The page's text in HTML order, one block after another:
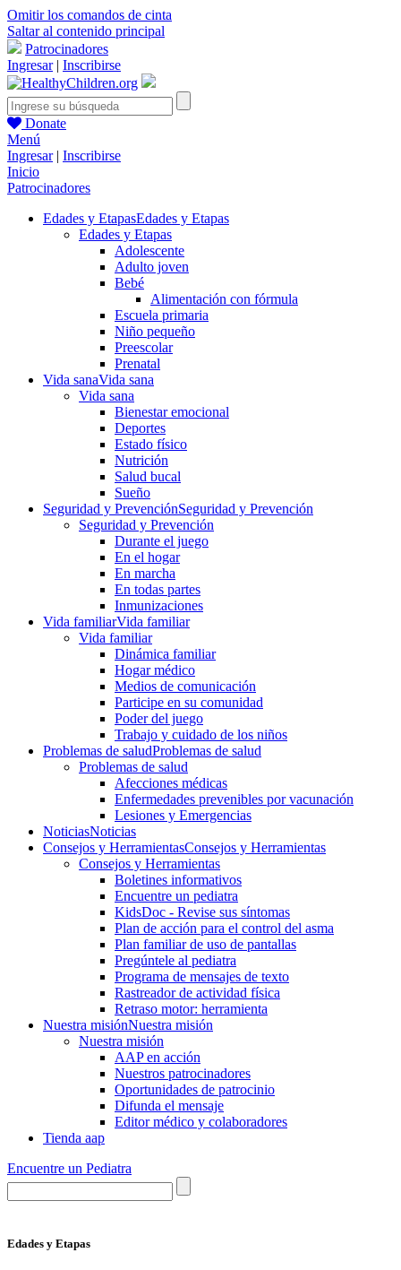
Omitir los comandos de cinta
Saltar al contenido principal
Patrocinadores
Ingresar| Inscribirse
Donate
Menú
Ingresar| Inscribirse
Inicio
Patrocinadores
Edades y EtapasEdades y Etapas
Edades y Etapas
Adolescente
Adulto joven
Bebé
Alimentación con fórmula
Escuela primaria
Niño pequeño
Preescolar
Prenatal
Vida sanaVida sana
Vida sana
Bienestar emocional
Deportes
Estado físico
Nutrición
Salud bucal
Sueño
Seguridad y PrevenciónSeguridad y Prevención
Seguridad y Prevención
Durante el juego
En el hogar
En marcha
En todas partes
Inmunizaciones
Vida familiarVida familiar
Vida familiar
Dinámica familiar
Hogar médico
Medios de comunicación
Participe en su comunidad
Poder del juego
Trabajo y cuidado de los niños
Problemas de saludProblemas de salud
Problemas de salud
Afecciones médicas
Enfermedades prevenibles por vacunación
Lesiones y Emergencias
NoticiasNoticias
Consejos y HerramientasConsejos y Herramientas
Consejos y Herramientas
Boletines informativos
Encuentre un pediatra
KidsDoc - Revise sus síntomas
Plan de acción para el control del asma
Plan familiar de uso de pantallas
Pregúntele al pediatra
Programa de mensajes de texto
Rastre​​ador de activida​d física
Retraso motor: herramienta
Nuestra misiónNuestra misión
Nuestra misión
AAP en acción
Nuestros patrocinadores
Oportunidades de patrocinio
Difunda el mensaje
Editor médico y colaboradores
Tienda aap
Encuentre un Pediatra
Edades y Etapas